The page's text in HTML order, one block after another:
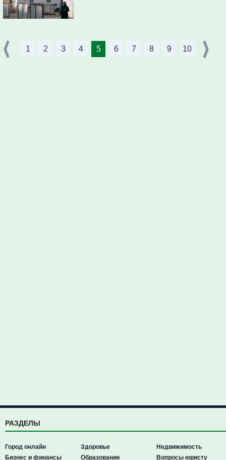
1 2 3 4 5 6 7 8 9 10
РАЗДЕЛЫ
Город онлайн
Бизнес и финансы
Здоровье
Образование
Недвижимость
Вопросы юристу